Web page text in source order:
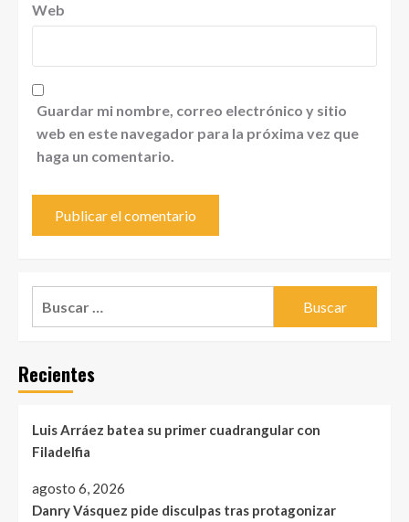
Web
Guardar mi nombre, correo electrónico y sitio
web en este navegador para la próxima vez que
haga un comentario.
Recientes
Luis Arráez batea su primer cuadrangular con
Filadelfia
agosto 6, 2026
Danry Vásquez pide disculpas tras protagonizar